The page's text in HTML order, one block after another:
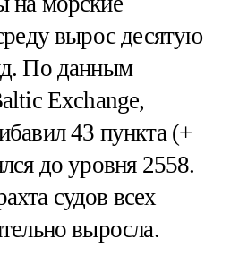
вырос десятую
По данным
Exchange,
43 пункта (+
до уровня 2558.
судов всех
выросла.